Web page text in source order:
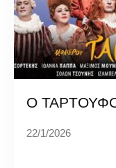
Ο
22/1/2026